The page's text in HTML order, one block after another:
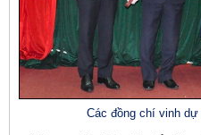
Các đồng chí vinh